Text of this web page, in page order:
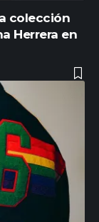
colección
Herrera en